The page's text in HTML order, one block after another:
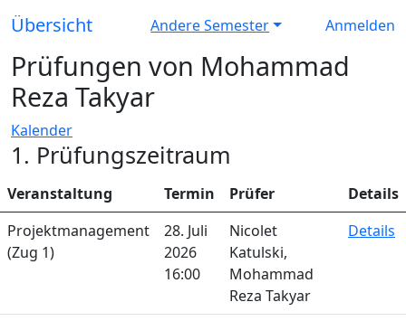
Übersicht Andere Semester Anmelden
Prüfungen von Mohammad
Reza Takyar
Kalender
1. Prüfungszeitraum
Veranstaltung Termin Prüfer
Details
Projektmanagement
(Zug 1)
28. Juli
2026
16:00
Nicolet
Katulski,
Mohammad
Reza Takyar
Details